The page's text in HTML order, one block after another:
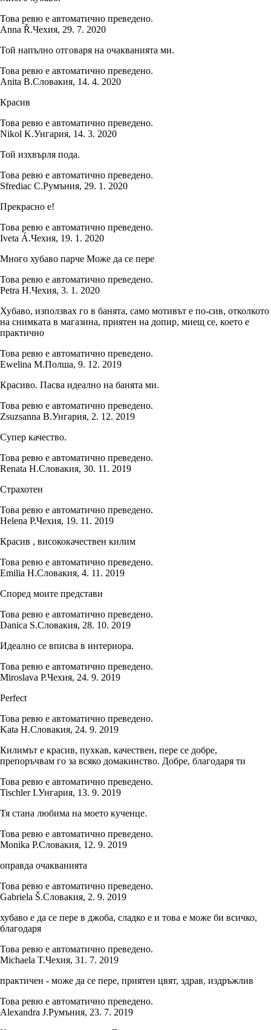
Това ревю е автоматично преведено.
Anna Ř.Чехия, 29. 7. 2020
Той напълно отговаря на очакванията ми.
Това ревю е автоматично преведено.
Anita B.Словакия, 14. 4. 2020
Красив
Това ревю е автоматично преведено.
Nikol K.Унгария, 14. 3. 2020
Той изхвърля пода.
Това ревю е автоматично преведено.
Sfrediac C.Румъния, 29. 1. 2020
Прекрасно е!
Това ревю е автоматично преведено.
Iveta Á.Чехия, 19. 1. 2020
Много хубаво парче Може да се пере
Това ревю е автоматично преведено.
Petra H.Чехия, 3. 1. 2020
Хубаво, използвах го в банята, само мотивът е по-сив, отколкото
на снимката в магазина, приятен на допир, миещ се, което е
практично
Това ревю е автоматично преведено.
Ewelina M.Полша, 9. 12. 2019
Красиво. Пасва идеално на банята ми.
Това ревю е автоматично преведено.
Zsuzsanna B.Унгария, 2. 12. 2019
Супер качество.
Това ревю е автоматично преведено.
Renata H.Словакия, 30. 11. 2019
Страхотен
Това ревю е автоматично преведено.
Helena P.Чехия, 19. 11. 2019
Красив , висококачествен килим
Това ревю е автоматично преведено.
Emilia H.Словакия, 4. 11. 2019
Според моите представи
Това ревю е автоматично преведено.
Danica S.Словакия, 28. 10. 2019
Идеално се вписва в интериора.
Това ревю е автоматично преведено.
Miroslava P.Чехия, 24. 9. 2019
Perfect
Това ревю е автоматично преведено.
Kata H.Словакия, 24. 9. 2019
Килимът е красив, пухкав, качествен, пере се добре,
препоръчвам го за всяко домакинство. Добре, благодаря ти
Това ревю е автоматично преведено.
Tischler I.Унгария, 13. 9. 2019
Тя стана любима на моето кученце.
Това ревю е автоматично преведено.
Monika P.Словакия, 12. 9. 2019
оправда очакванията
Това ревю е автоматично преведено.
Gabriela Š.Словакия, 2. 9. 2019
хубаво е да се пере в джоба, сладко е и това е може би всичко,
благодаря
Това ревю е автоматично преведено.
Michaela T.Чехия, 31. 7. 2019
практичен - може да се пере, приятен цвят, здрав, издръжлив
Това ревю е автоматично преведено.
Alexandra J.Румъния, 23. 7. 2019